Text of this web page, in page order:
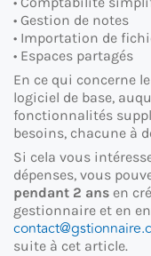
• Gestion de notes
• Importation de
• Espaces partagés
En ce qui concerne
logiciel de base,
fonctionnalités
besoins, chacune à
Si cela vous
dépenses, vous
pendant 2 ans en
gestionnaire et en
suite à cet article.